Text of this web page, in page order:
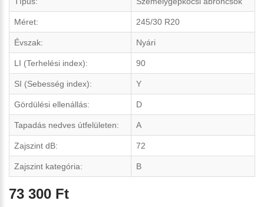
Méret: 245/30 R20
Évszak: Nyári
LI (Terhelési index): 90
SI (Sebesség index): Y
Gördülési ellenállás: D
Tapadás nedves útfelületen: A
Zajszint dB: 72
Zajszint kategória: B
73 300 Ft